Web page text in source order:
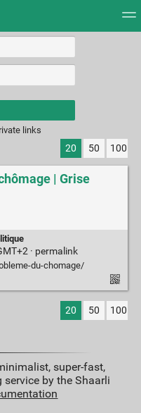
results.
links
20 50 100
| Grise
· permalink
du-chomage/
20 50 100
super-fast,
by the Shaarli